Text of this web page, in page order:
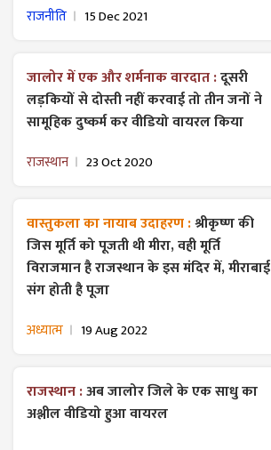
राजनीति 15 Dec 2021
जालोर में एक और शर्मनाक वारदात :दूसरी
लड़कियों से दोस्ती नहीं करवाई तो तीन जनों ने
सामूहिक दुष्कर्म कर वीडियो वायरल किया
राजस्थान 23 Oct 2020
वास्तुकला का नायाब उदाहरण :श्रीकृष्ण की
जिस मूर्ति को पूजती थी मीरा, वही मूर्ति
विराजमान है राजस्थान के इस मंदिर में, मीराबाई
संग होती है पूजा
अध्यात्म 19 Aug 2022
राजस्थान :अब जालोर जिले के एक साधु का
अश्लील वीडियो हुआ वायरल